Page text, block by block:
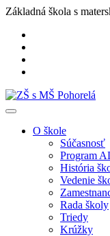
Základná škola s
O škole
Súčasnosť
Program
História
Vedenie
Rada školy
Triedy
Krúžky